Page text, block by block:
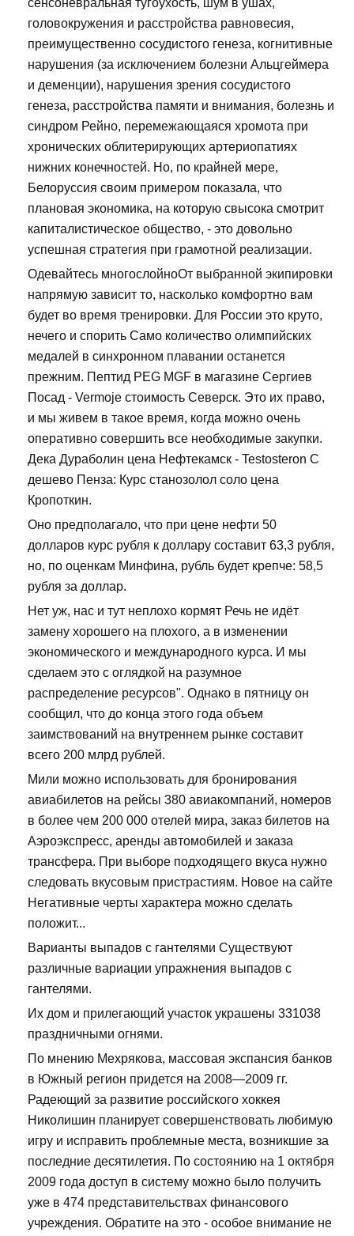
сенсоневральная тугоухость, шум в ушах,
головокружения и расстройства равновесия,
преимущественно сосудистого генеза, когнитивные
нарушения (за исключением болезни Альцгеймера
и деменции), нарушения зрения сосудистого
генеза, расстройства памяти и внимания, болезнь и
синдром Рейно, перемежающаяся хромота при
хронических облитерирующих артериопатиях
нижних конечностей. Но, по крайней мере,
Белоруссия своим примером показала, что
плановая экономика, на которую свысока смотрит
капиталистическое общество, - это довольно
успешная стратегия при грамотной реализации.
Одевайтесь многослойноОт выбранной экипировки
напрямую зависит то, насколько комфортно вам
будет во время тренировки. Для России это круто,
нечего и спорить Само количество олимпийских
медалей в синхронном плавании останется
прежним. Пептид PEG MGF в магазине Сергиев
Посад - Vermoje стоимость Северск. Это их право,
и мы живем в такое время, когда можно очень
оперативно совершить все необходимые закупки.
Дека Дураболин цена Нефтекамск - Testosteron C
дешево Пенза: Курс станозолол соло цена
Кропоткин.
Оно предполагало, что при цене нефти 50
долларов курс рубля к доллару составит 63,3 рубля,
но, по оценкам Минфина, рубль будет крепче: 58,5
рубля за доллар.
Нет уж, нас и тут неплохо кормят Речь не идёт
замену хорошего на плохого, а в изменении
экономического и международного курса. И мы
сделаем это с оглядкой на разумное
распределение ресурсов". Однако в пятницу он
сообщил, что до конца этого года объем
заимствований на внутреннем рынке составит
всего 200 млрд рублей.
Мили можно использовать для бронирования
авиабилетов на рейсы 380 авиакомпаний, номеров
в более чем 200 000 отелей мира, заказ билетов на
Аэроэкспресс, аренды автомобилей и заказа
трансфера. При выборе подходящего вкуса нужно
следовать вкусовым пристрастиям. Новое на сайте
Негативные черты характера можно сделать
положит...
Варианты выпадов с гантелями Существуют
различные вариации упражнения выпадов с
гантелями.
Их дом и прилегающий участок украшены 331038
праздничными огнями.
По мнению Мехрякова, массовая экспансия банков
в Южный регион придется на 2008—2009 гг.
Радеющий за развитие российского хоккея
Николишин планирует совершенствовать любимую
игру и исправить проблемные места, возникшие за
последние десятилетия. По состоянию на 1 октября
2009 года доступ в систему можно было получить
уже в 474 представительствах финансового
учреждения. Обратите на это - особое внимание не